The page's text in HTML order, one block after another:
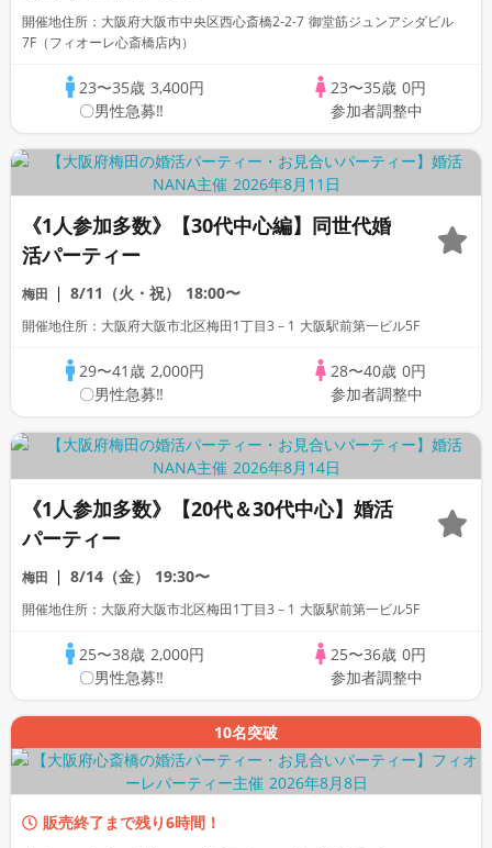
開催地住所：大阪府大阪市中央区西心斎橋2-2-7 御堂筋ジュンアシダビル
7F（フィオーレ心斎橋店内）
23〜35歳 3,400円
〇男性急募‼
23〜35歳 0円
参加者調整中
《1人参加多数》【30代中心編】同世代婚
活パーティー
梅田 8/11（火・祝） 18:00〜
開催地住所：大阪府大阪市北区梅田1丁目3－1 大阪駅前第一ビル5F
29〜41歳 2,000円
〇男性急募‼
28〜40歳 0円
参加者調整中
《1人参加多数》【20代＆30代中心】婚活
パーティー
梅田 8/14（金） 19:30〜
開催地住所：大阪府大阪市北区梅田1丁目3－1 大阪駅前第一ビル5F
25〜38歳 2,000円
〇男性急募‼
25〜36歳 0円
参加者調整中
10名突破
販売終了まで残り6時間！